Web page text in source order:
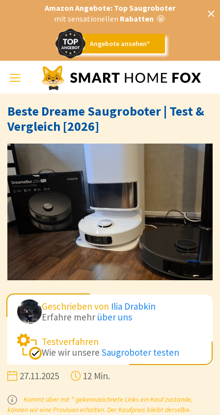
Amazon Angebote: Top Saugroboter
mit sensationellen Rabatten 🤩
Angebote ansehen*
Toggle
navigation
Beste Dreame Saugroboter | Test &
Vergleich [2026]
Geschrieben von Ilia Drabkin
Erfahre mehr über uns
Testverfahren
Wie wir unsere Saugroboter testen
27.11.2025 12 Min.
Kommt über mit * gekennzeichnete Links ein Kauf zustande,
können wir eine Provision erhalten. Der Kaufpreis bleibt derselbe.